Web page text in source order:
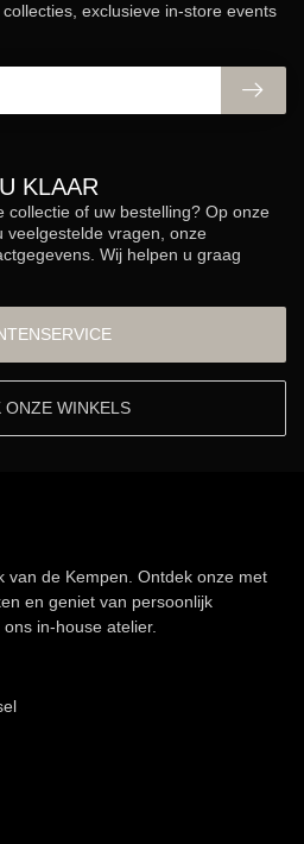
KLAAR
collectie of uw bestelling? Op onze
veelgestelde vragen, onze
Wij helpen u graag
ONZE WINKELS
exclusieve in-store events
van de Kempen. Ontdek onze met
en geniet van persoonlijk
in-house atelier.